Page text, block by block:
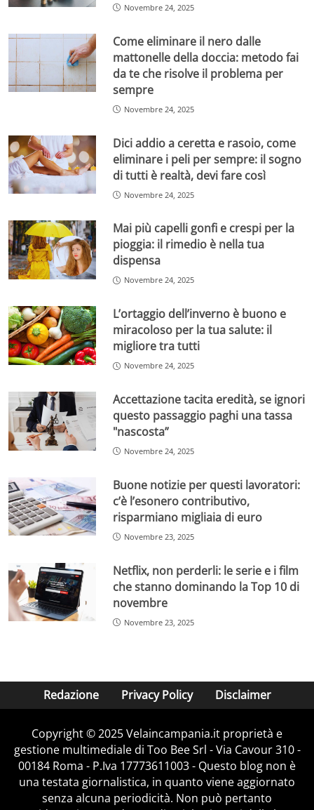
Novembre 24, 2025
Come eliminare il nero dalle
mattonelle della doccia: metodo fai
da te che risolve il problema per
sempre
Novembre 24, 2025
Dici addio a ceretta e rasoio, come
eliminare i peli per sempre: il sogno
di tutti è realtà, devi fare così
Novembre 24, 2025
Mai più capelli gonfi e crespi per la
pioggia: il rimedio è nella tua
dispensa
Novembre 24, 2025
L’ortaggio dell’inverno è buono e
miracoloso per la tua salute: il
migliore tra tutti
Novembre 24, 2025
Accettazione tacita eredità, se ignori
questo passaggio paghi una tassa
"nascosta”
Novembre 24, 2025
Buone notizie per questi lavoratori:
c’è l’esonero contributivo,
risparmiano migliaia di euro
Novembre 23, 2025
Netflix, non perderli: le serie e i film
che stanno dominando la Top 10 di
novembre
Novembre 23, 2025
Redazione Privacy Policy Disclaimer
Copyright © 2025 Velaincampania.it proprietà e
gestione multimediale di Too Bee Srl - Via Cavour 310 -
00184 Roma - P.Iva 17773611003 - Questo blog non è
una testata giornalistica, in quanto viene aggiornato
senza alcuna periodicità. Non può pertanto